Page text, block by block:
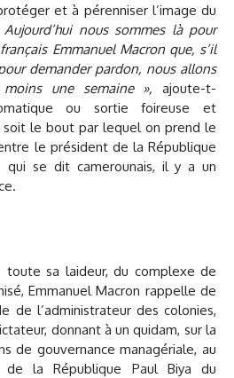
et à pérenniser l’image du
Aujourd’hui nous sommes là pour
Emmanuel Macron que, s’il
demander pardon, nous allons
une semaine », ajoute-t-
ou sortie foireuse et
soit le bout par lequel on prend le
le président de la République
qui se dit camerounais, il y a un
toute sa laideur, du complexe de
Emmanuel Macron rappelle de
de l’administrateur des colonies,
donnant à un quidam, sur la
de gouvernance managériale, au
de la République Paul Biya du